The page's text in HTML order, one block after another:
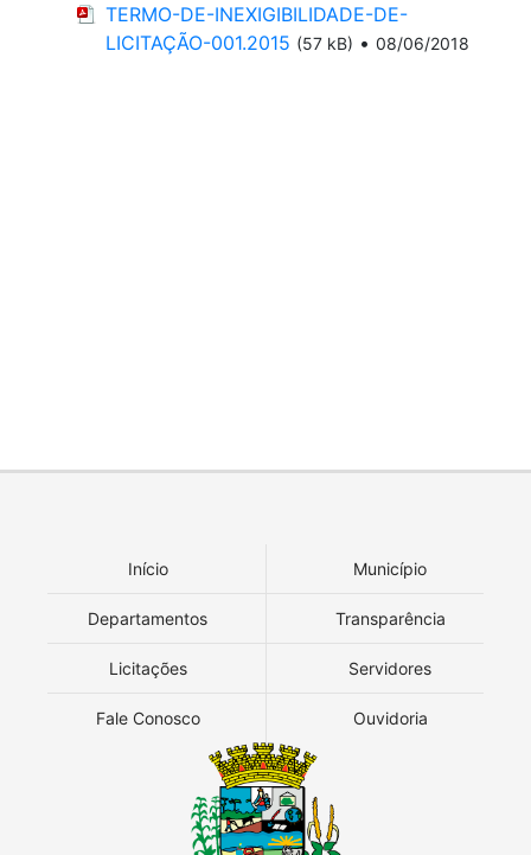
TERMO-DE-INEXIGIBILIDADE-DE-
LICITAÇÃO-001.2015 (57 kB) • 08/06/2018
Início Município
Departamentos Transparência
Licitações Servidores
Fale Conosco Ouvidoria